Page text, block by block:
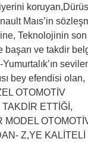
Başkaydı
Diye Bağırdı… Sonra
Maıs’in
Teknolojinin
başarı ve takdir
bey efendisi olan,
OTOMOTİV
ETTİĞİ,
Z,YE KALİTELİ